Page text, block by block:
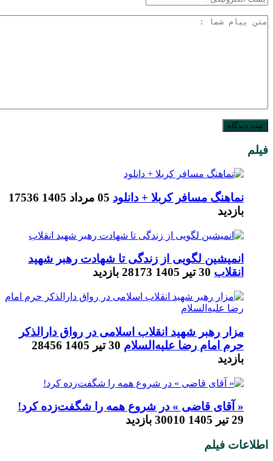
فیلم
نماهنگ مسافر کربلا + دانلود 05 مرداد 1405
17536
بازدید
انمیشین لگویی از زندگی تا شهادت رهبر شهید
انقلاب 30 تیر 1405 28173 بازدید
مزار رهبر شهید انقلاب اسلامی در رواق دارالذکر
حرم امام رضا علیه‌السلام 30 تیر 1405
28456
بازدید
« آقای قاضی » در شروع همه را شگفت‌زده کرد!
29 تیر 1405
30010 بازدید
اطلاعات فیلم